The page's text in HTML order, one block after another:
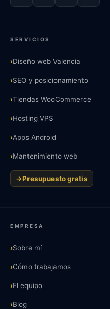
SERVICIOS
›Diseño web Valencia
›SEO y posicionamiento
›Tiendas WooCommerce
›Hosting VPS
›Apps Android
›Mantenimiento web
→Presupuesto gratis
EMPRESA
›Sobre mí
›Cómo trabajamos
›El equipo
›Blog